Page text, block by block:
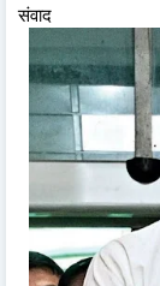
संवाद